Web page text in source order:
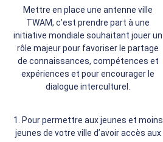
Mettre en place une antenne ville
TWAM, c’est prendre part à une
initiative mondiale souhaitant jouer un
rôle majeur pour favoriser le partage
de connaissances, compétences et
expériences et pour encourager le
dialogue interculturel.
1. Pour permettre aux jeunes et moins
jeunes de votre ville d’avoir accès aux